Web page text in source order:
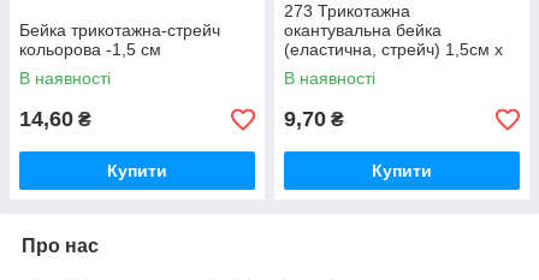
Бейка трикотажна-стрейч
кольорова -1,5 см
В наявності
14,60 ₴
Купити
273 Трикотажна
окантувальна бейка
(еластична, стрейч) 1,5см х
1м бордоо
В наявності
9,70 ₴
Купити
Про нас